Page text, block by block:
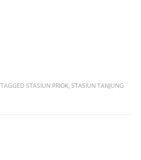
TAGGED STASIUN PRIOK, STASIUN TANJUNG